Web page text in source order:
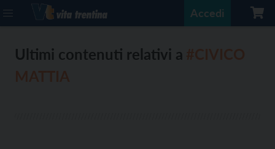
Accedi
Ultimi contenuti relativi a